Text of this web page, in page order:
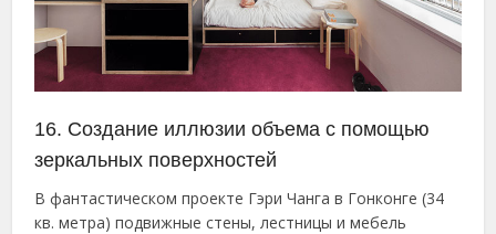
16. Создание иллюзии объема с помощью
зеркальных поверхностей
В фантастическом проекте Гэри Чанга в Гонконге (34
кв. метра) подвижные стены, лестницы и мебель